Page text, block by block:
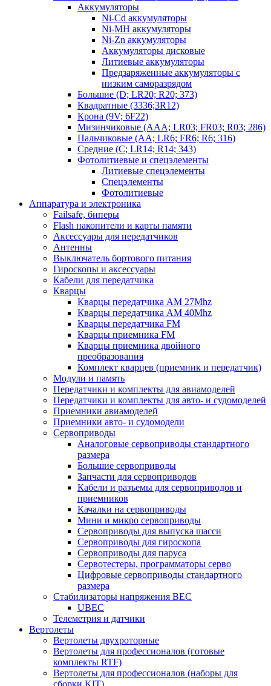
Аккумуляторы
Ni-Cd аккумуляторы
Ni-MH аккумуляторы
Ni-Zn аккумуляторы
Аккумуляторы дисковые
Литиевые аккумуляторы
Предзаряженные аккумуляторы с
низким саморазрядом
Большие (D; LR20; R20; 373)
Квадратные (3336;3R12)
Крона (9V; 6F22)
Мизинчиковые (AAA; LR03; FR03; R03; 286)
Пальчиковые (AA; LR6; FR6; R6; 316)
Средние (C; LR14; R14; 343)
Фотолитиевые и спецэлементы
Литиевые спецэлементы
Спецэлементы
Фотолитиевые
Аппаратура и электроника
Failsafe, биперы
Flash накопители и карты памяти
Аксессуары для передатчиков
Антенны
Выключатель бортового питания
Гироскопы и аксессуары
Кабели для передатчика
Кварцы
Кварцы передатчика AM 27Mhz
Кварцы передатчика AM 40Mhz
Кварцы передатчика FM
Кварцы приемника FM
Кварцы приемника двойного
преобразования
Комплект кварцев (приемник и передатчик)
Модули и память
Передатчики и комплекты для авиамоделей
Передатчики и комплекты для авто- и судомоделей
Приемники авиамоделей
Приемники авто- и судомодели
Сервоприводы
Аналоговые сервоприводы стандартного
размера
Большие сервоприводы
Запчасти для сервоприводов
Кабели и разъемы для сервоприводов и
приемников
Качалки на сервоприводы
Мини и микро сервоприводы
Сервоприводы для выпуска шасси
Сервоприводы для гироскопа
Сервоприводы для паруса
Сервотестеры, программаторы серво
Цифровые сервоприводы стандартного
размера
Стабилизаторы напряжения BEC
UBEC
Телеметрия и датчики
Вертолеты
Вертолеты двухроторные
Вертолеты для профессионалов (готовые
комплекты RTF)
Вертолеты для профессионалов (наборы для
сборки KIT)